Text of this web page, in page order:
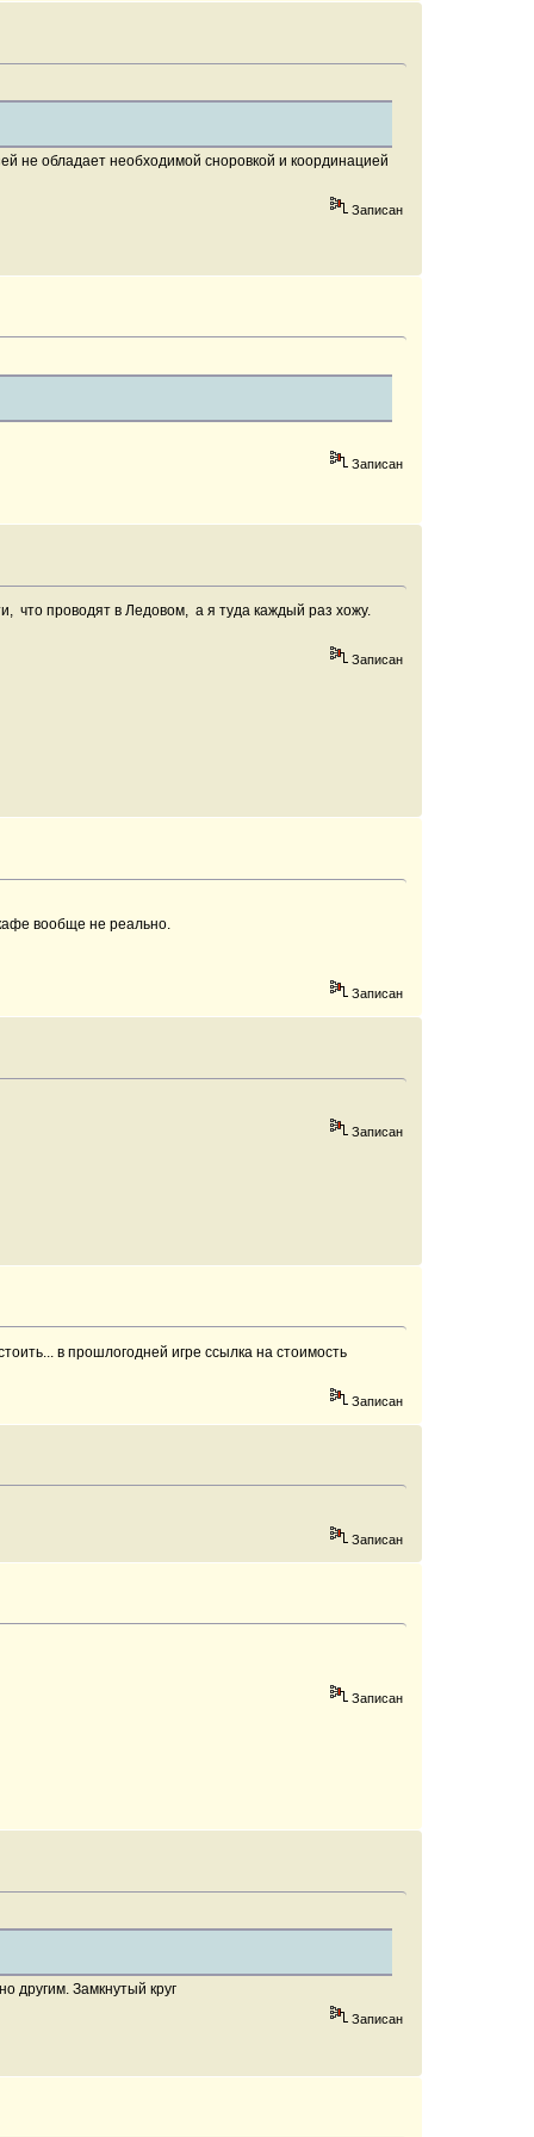
не обладает необходимой сноровкой и координацией
Записан
Записан
что проводят в Ледовом, а я туда каждый раз хожу.
Записан
вообще не реально.
Записан
Записан
в прошлогодней игре ссылка на стоимость
Записан
Записан
Записан
другим. Замкнутый круг
Записан